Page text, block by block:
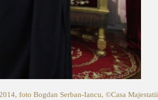
foto Bogdan Serban-Iancu, ©Casa Majestatii